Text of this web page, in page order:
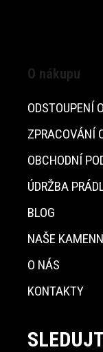
O nákupu
ODSTOUPENÍ
ZPRACOVÁNÍ
OBCHODNÍ
ÚDRŽBA
BLOG
NAŠE
O NÁS
KONTAKTY